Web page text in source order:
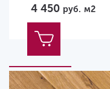
4 450 руб. м2